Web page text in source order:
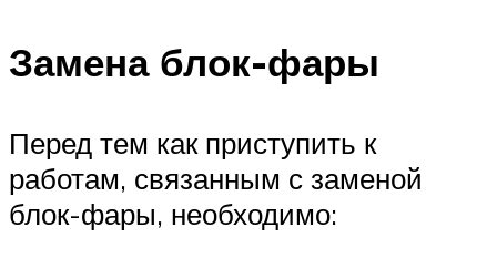
Замена блок-фары
Перед тем как приступить к
работам, связанным с заменой
блок-фары, необходимо: